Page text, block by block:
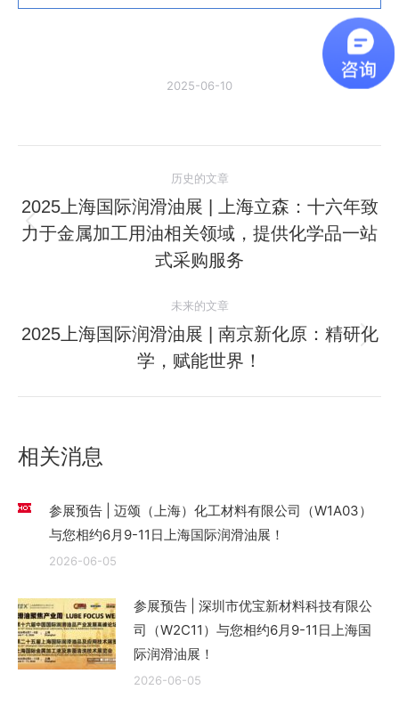
2025-06-10
章
导
历史的文章
历
史
文
章：
2025上海国际润滑油展 | 上海立森：十六年致
力于金属加工用油相关领域，提供化学品一站
式采购服务
未来的文章
未
来
的
2025上海国际润滑油展 | 南京新化原：精研化
学，赋能世界！
相关消息
参展预告 | 迈颂（上海）化工材料有限公司（W1A03）
与您相约6月9-11日上海国际润滑油展！
2026-06-05
参展预告 | 深圳市优宝新材料科技有限公
司（W2C11）与您相约6月9-11日上海国
际润滑油展！
2026-06-05